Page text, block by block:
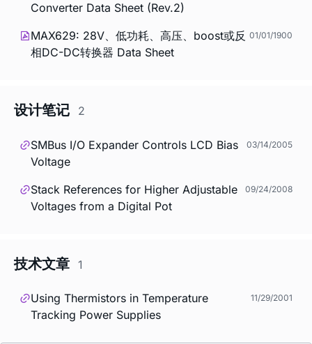
Converter Data Sheet (Rev.2)
MAX629: 28V、低功耗、高压、boost或反
相DC-DC转换器 Data Sheet
01/01/1900
设计笔记 2
SMBus I/O Expander Controls LCD Bias
Voltage
03/14/2005
Stack References for Higher Adjustable
Voltages from a Digital Pot
09/24/2008
技术文章 1
Using Thermistors in Temperature
Tracking Power Supplies
11/29/2001